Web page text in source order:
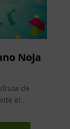
Noja
de
el...